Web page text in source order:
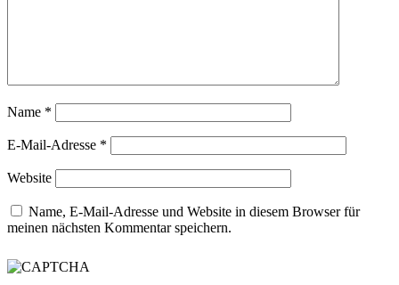
Name *
E-Mail-Adresse *
Website
Name, E-Mail-Adresse und Website in diesem Browser für
meinen nächsten Kommentar speichern.